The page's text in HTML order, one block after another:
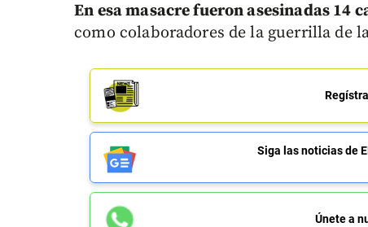
En esa masacre fueron asesinadas 14
como colaboradores de la guerrilla de
Siga las noticias de
Únete a